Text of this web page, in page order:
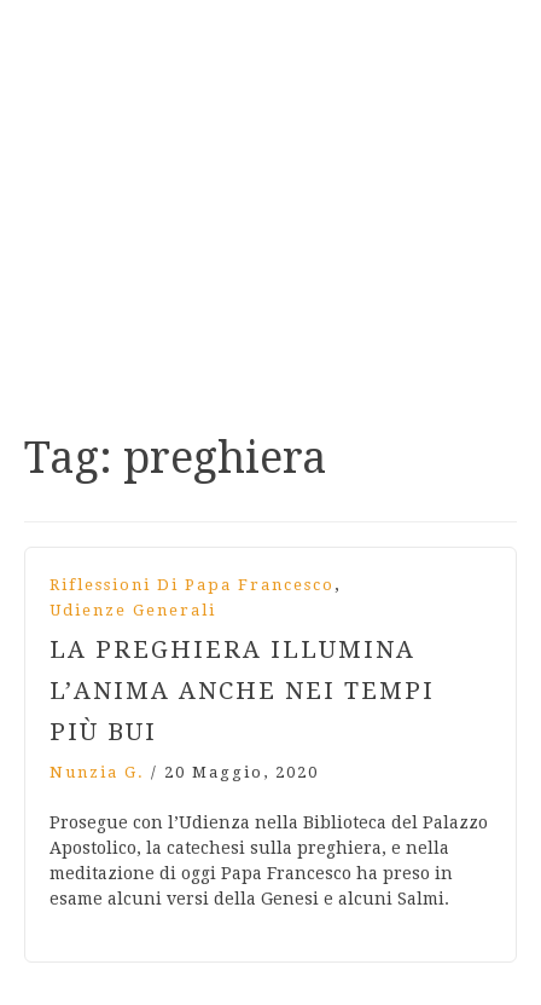
Tag: preghiera
Riflessioni Di Papa Francesco ,
Udienze Generali
LA PREGHIERA ILLUMINA
L’ANIMA ANCHE NEI TEMPI
PIÙ BUI
Nunzia G. / 20 Maggio, 2020
Prosegue con l’Udienza nella Biblioteca del Palazzo
Apostolico, la catechesi sulla preghiera, e nella
meditazione di oggi Papa Francesco ha preso in
esame alcuni versi della Genesi e alcuni Salmi.